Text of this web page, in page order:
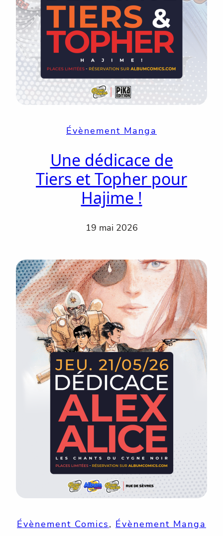
Évènement Manga
Une dédicace de
Tiers et Topher pour
Hajime !
19 mai 2026
Évènement Comics, Évènement Manga